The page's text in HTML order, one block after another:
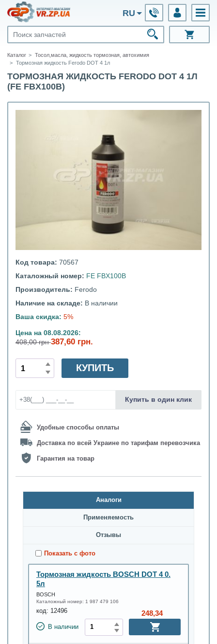
RU
Каталог
Тосол,масла, жидкость тормозная, автохимия
Тормозная жидкость Ferodo DOT 4 1л
ТОРМОЗНАЯ ЖИДКОСТЬ FERODO DOT 4 1Л
(FE FBX100B)
Код товара: 70567
Каталожный номер: FE FBX100B
Производитель: Ferodo
Наличие на складе: В наличии
Ваша скидка: 5%
Цена на 08.08.2026:
408,00 грн387,60 грн.
Удобные способы оплаты
Доставка по всей Украине по тарифам перевозчика
Гарантия на товар
КУПИТЬ
Купить в один клик
Аналоги
Применяемость
Oтзывы
Показать с фото
Тормозная жидкость BOSCH DOT 4 0.
5л
BOSCH
Каталожный номер: 1 987 479 106
код: 12496
В наличии
248,34